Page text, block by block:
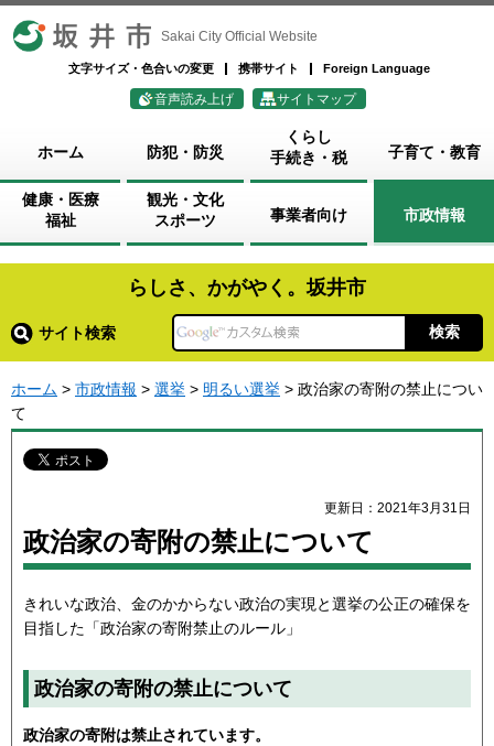
坂井市 Sakai City Official Website
文字サイズ・色合いの変更 携帯サイト Foreign Language
音声読み上げ サイトマップ
ホーム 防犯・防災
くらし
手続き・税
子育て・教育
健康・医療
福祉
観光・文化
スポーツ
事業者向け 市政情報
らしさ、かがやく。坂井市
サイト検索
ホーム > 市政情報 > 選挙 > 明るい選挙 > 政治家の寄附の禁止につい
て
更新日：2021年3月31日
政治家の寄附の禁止について
きれいな政治、金のかからない政治の実現と選挙の公正の確保を
目指した「政治家の寄附禁止のルール」
政治家の寄附の禁止について
政治家の寄附は禁止されています。